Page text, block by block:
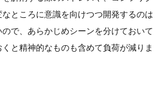
なところに意識を向けつつ開発するのは
で、あらかじめシーンを分けておいて
と精神的なものも含めて負荷が減りま